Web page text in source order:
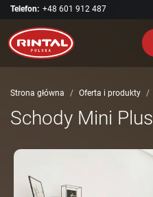
Telefon: +48 601 912 487
Strona główna Oferta i produkty
Schody Mini Plus